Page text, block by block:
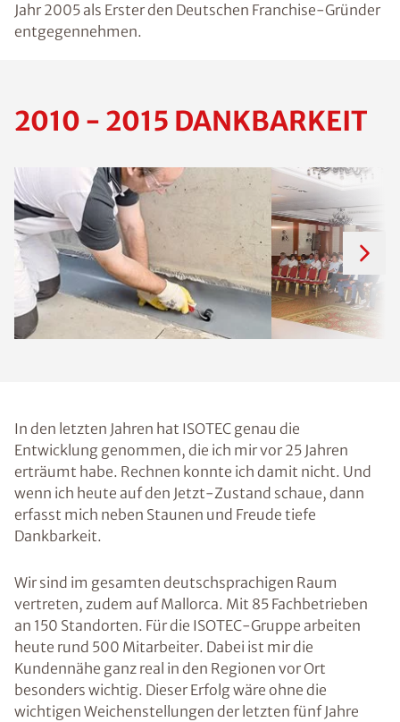
Jahr 2005 als Erster den Deutschen Franchise-Gründer
entgegennehmen.
2010 - 2015 DANKBARKEIT
In den letzten Jahren hat ISOTEC genau die
Entwicklung genommen, die ich mir vor 25 Jahren
erträumt habe. Rechnen konnte ich damit nicht. Und
wenn ich heute auf den Jetzt-Zustand schaue, dann
erfasst mich neben Staunen und Freude tiefe
Dankbarkeit.
Wir sind im gesamten deutschsprachigen Raum
vertreten, zudem auf Mallorca. Mit 85 Fachbetrieben
an 150 Standorten. Für die ISOTEC-Gruppe arbeiten
heute rund 500 Mitarbeiter. Dabei ist mir die
Kundennähe ganz real in den Regionen vor Ort
besonders wichtig. Dieser Erfolg wäre ohne die
wichtigen Weichenstellungen der letzten fünf Jahre